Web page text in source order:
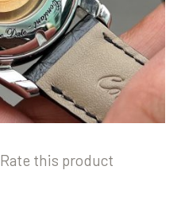
Rate this product